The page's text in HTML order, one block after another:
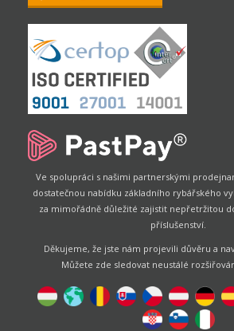
Ve spolupráci s našimi partnerskými
dostatečnou nabídku základního rybářského
za mimořádně důležité zajistit nepřetržitou
příslušenství.
Děkujeme, že jste nám projevili důvěru a
Můžete zde sledovat neustálé